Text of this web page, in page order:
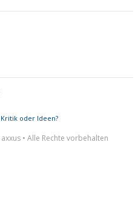
Kritik oder Ideen?
• Alle Rechte vorbehalten